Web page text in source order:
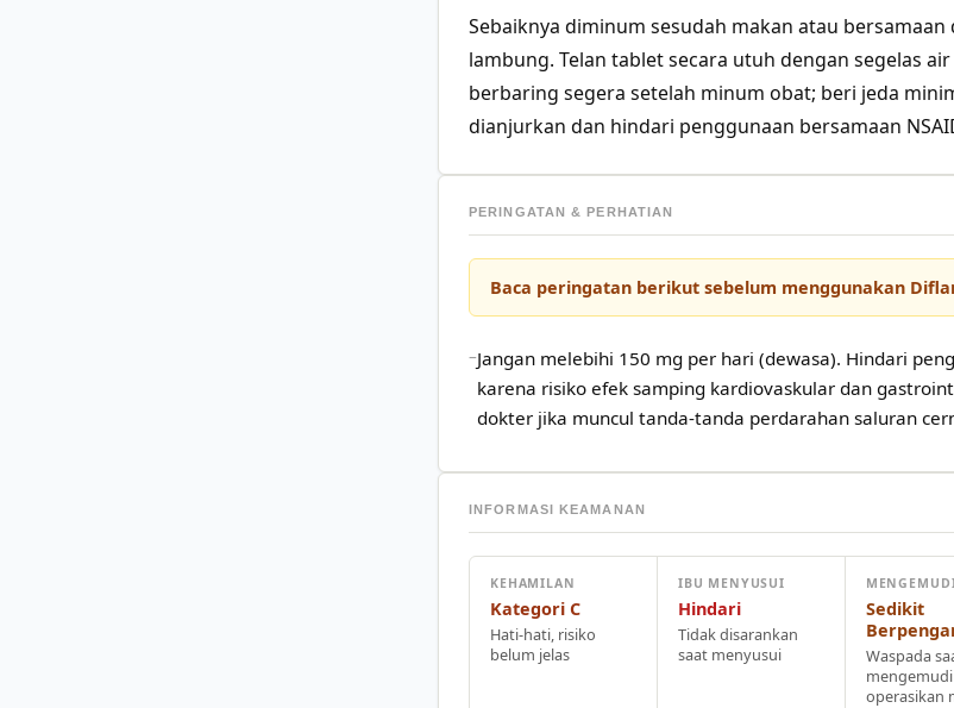
Sebaiknya diminum sesudah makan atau
lambung. Telan tablet secara utuh dengan segelas
berbaring segera setelah minum obat; beri jeda
dianjurkan dan hindari penggunaan bersamaan
PERINGATAN & PERHATIAN
Baca peringatan berikut sebelum menggunakan
Jangan melebihi 150 mg per hari (dewasa). Hindari
karena risiko efek samping kardiovaskular dan
dokter jika muncul tanda-tanda perdarahan saluran
INFORMASI KEAMANAN
KEHAMILAN
Kategori C
Hati-hati, risiko
belum jelas
IBU MENYUSUI
Hindari
Tidak disarankan
saat menyusui
Sedikit
Waspada
operasikan